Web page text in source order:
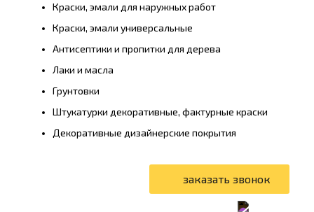
Краски, эмали для наружных работ
Краски, эмали универсальные
Антисептики и пропитки для дерева
Лаки и масла
Грунтовки
Штукатурки декоративные, фактурные краски
Декоративные дизайнерские покрытия